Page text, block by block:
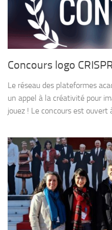
Concours logo
Le réseau des plateformes
un appel à la créativité pour
jouez ! Le concours est ouvert